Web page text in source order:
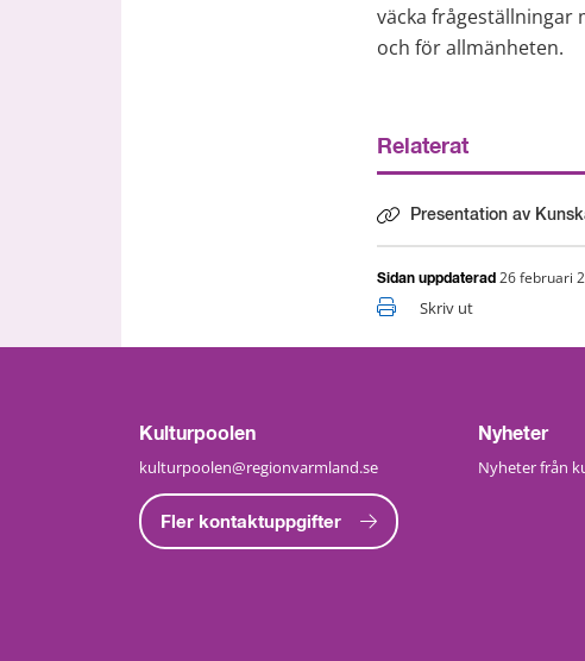
väcka frågeställningar
och för allmänheten.
Relaterat
Presentation av
Sidan uppdaterad 26 februari
Skriv ut
Kulturpoolen
kulturpoolen@regionvarmland.se
Fler kontaktuppgifter
Nyheter
Nyheter från